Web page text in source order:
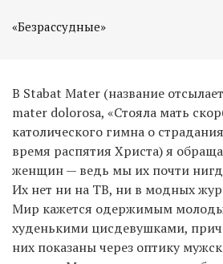
«Безрассудные»
В Stabat Mater (название
mater dolorosa, «Стояла мать
католического гимна о
время распятия Христа) я
женщин — ведь мы их почти
Их нет ни на ТВ, ни в модных
Мир кажется одержимым
худенькими цисдевушками,
них показаны через оптику